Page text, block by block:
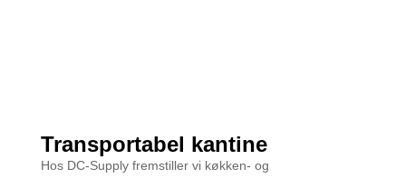
Transportabel kantine
Hos DC-Supply fremstiller vi køkken- og